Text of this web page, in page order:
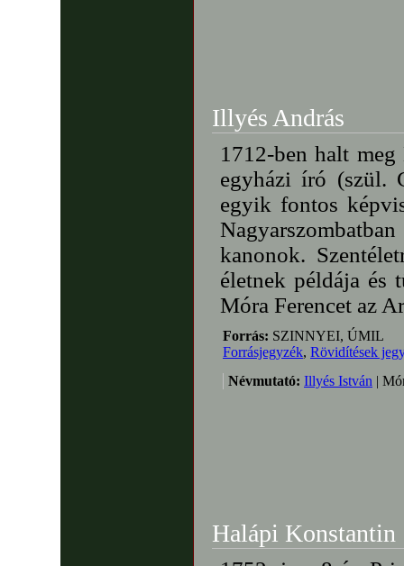
Illyés András
1712-ben halt
egyházi író (szül.
egyik fontos
kanonok.
életnek példája és
Móra Ferencet az
Forrás: SZINNYEI, ÚMIL
Forrásjegyzék, Rövidítések
Névmutató: Illyés István |
Halápi Konstantin